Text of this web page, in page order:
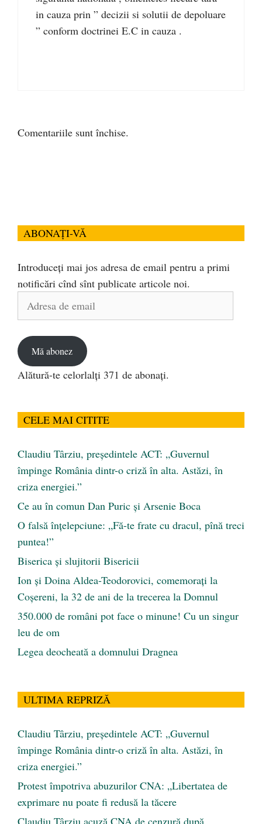
in cauza prin ” decizii si solutii de depoluare
” conform doctrinei E.C in cauza .
Comentariile sunt închise.
ABONAȚI-VĂ
Introduceți mai jos adresa de email pentru a primi
notificări cînd sînt publicate articole noi.
Adresa
Mă abonez
Alătură-te celorlalți 371 de abonați.
CELE MAI CITITE
Claudiu Târziu, președintele ACT: „Guvernul
împinge România dintr-o criză în alta. Astăzi, în
criza energiei.”
Ce au în comun Dan Puric şi Arsenie Boca
O falsă înțelepciune: „Fă-te frate cu dracul, pînă treci
puntea!”
Biserica și slujitorii Bisericii
Ion și Doina Aldea-Teodorovici, comemorați la
Coșereni, la 32 de ani de la trecerea la Domnul
350.000 de români pot face o minune! Cu un singur
leu de om
Legea deocheată a domnului Dragnea
ULTIMA REPRIZĂ
Claudiu Târziu, președintele ACT: „Guvernul
împinge România dintr-o criză în alta. Astăzi, în
criza energiei.”
Protest împotriva abuzurilor CNA: „Libertatea de
exprimare nu poate fi redusă la tăcere
Claudiu Târziu acuză CNA de cenzură după